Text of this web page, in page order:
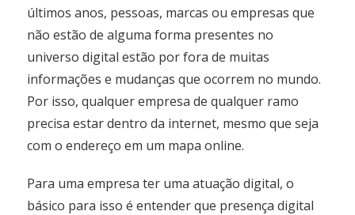
últimos anos, pessoas, marcas ou empresas que
não estão de alguma forma presentes no
universo digital estão por fora de muitas
informações e mudanças que ocorrem no mundo.
Por isso, qualquer empresa de qualquer ramo
precisa estar dentro da internet, mesmo que seja
com o endereço em um mapa online.
Para uma empresa ter uma atuação digital, o
básico para isso é entender que presença digital